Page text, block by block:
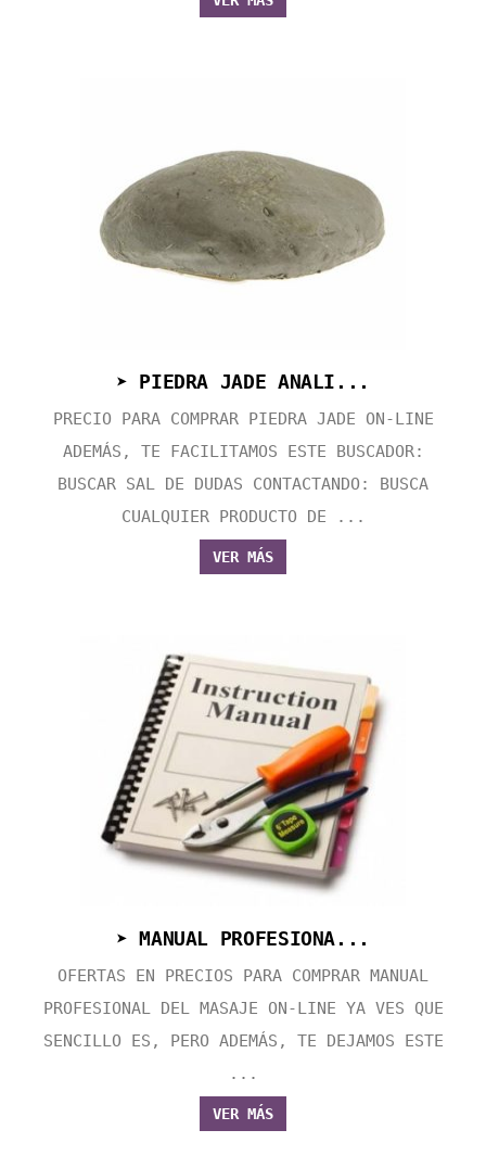
➤ PIEDRA JADE ANALI...
PRECIO PARA COMPRAR PIEDRA JADE ON-LINE
ADEMÁS, TE FACILITAMOS ESTE BUSCADOR:
BUSCAR SAL DE DUDAS CONTACTANDO: BUSCA
CUALQUIER PRODUCTO DE ...
VER MÁS
➤ MANUAL PROFESIONA...
OFERTAS EN PRECIOS PARA COMPRAR MANUAL
PROFESIONAL DEL MASAJE ON-LINE YA VES QUE
SENCILLO ES, PERO ADEMÁS, TE DEJAMOS ESTE
...
VER MÁS